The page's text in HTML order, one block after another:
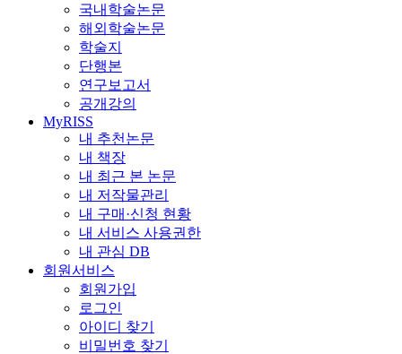
국내학술논문
해외학술논문
학술지
단행본
연구보고서
공개강의
MyRISS
내 추천논문
내 책장
내 최근 본 논문
내 저작물관리
내 구매·신청 현황
내 서비스 사용권한
내 관심 DB
회원서비스
회원가입
로그인
아이디 찾기
비밀번호 찾기